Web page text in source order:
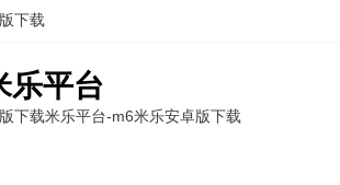
乐平台
下载米乐平台-m6米乐安卓版下载
下载